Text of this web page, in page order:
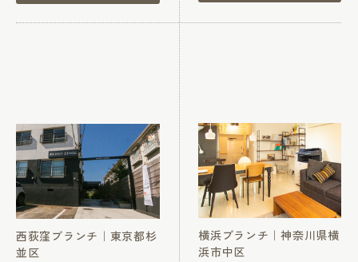
西荻窪ブランチ｜東京都杉
並区
横浜ブランチ｜神奈川県横
浜市中区